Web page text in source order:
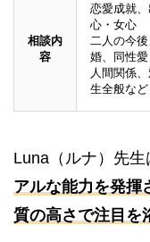
相談内
容
恋愛成就
心・女心
二人の今
婚、同性愛
人間関係
生全般など
Luna（ルナ）先生
アルな能力を発揮
質の高さで注目を